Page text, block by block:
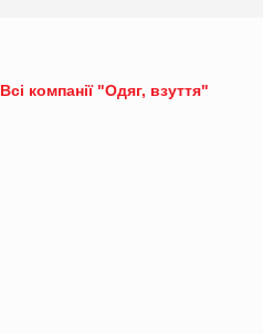
Всі компанії "Одяг, взуття"